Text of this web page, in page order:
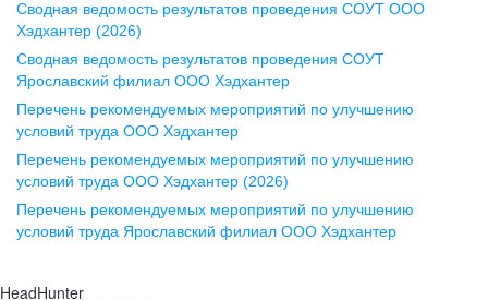
ул. Комиссаржевской, д. 10,
офис 1212
+7 473 280-05-05
pr@vrn.hh.ru
ул. Спартаковская, д. 2А, этаж 3,
помещение 15
+7 843 212-12-50
Сводная ведомость результатов проведения СОУТ ООО
Хэдхантер (2026)
Сводная ведомость результатов проведения СОУТ
Ярославский филиал ООО Хэдхантер
Перечень рекомендуемых мероприятий по улучшению
условий труда ООО Хэдхантер
Перечень рекомендуемых мероприятий по улучшению
условий труда ООО Хэдхантер (2026)
Перечень рекомендуемых мероприятий по улучшению
условий труда Ярославский филиал ООО Хэдхантер
HeadHunter